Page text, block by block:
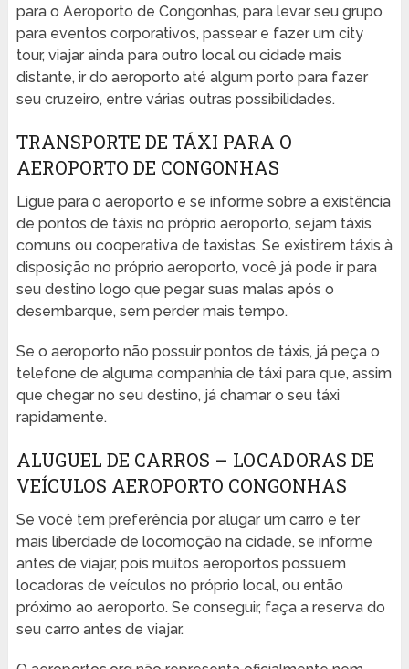
para o Aeroporto de Congonhas, para levar seu grupo
para eventos corporativos, passear e fazer um city
tour, viajar ainda para outro local ou cidade mais
distante, ir do aeroporto até algum porto para fazer
seu cruzeiro, entre várias outras possibilidades.
TRANSPORTE DE TÁXI PARA O
AEROPORTO DE CONGONHAS
Ligue para o aeroporto e se informe sobre a existência
de pontos de táxis no próprio aeroporto, sejam táxis
comuns ou cooperativa de taxistas. Se existirem táxis à
disposição no próprio aeroporto, você já pode ir para
seu destino logo que pegar suas malas após o
desembarque, sem perder mais tempo.
Se o aeroporto não possuir pontos de táxis, já peça o
telefone de alguma companhia de táxi para que, assim
que chegar no seu destino, já chamar o seu táxi
rapidamente.
ALUGUEL DE CARROS – LOCADORAS DE
VEÍCULOS AEROPORTO CONGONHAS
Se você tem preferência por alugar um carro e ter
mais liberdade de locomoção na cidade, se informe
antes de viajar, pois muitos aeroportos possuem
locadoras de veículos no próprio local, ou então
próximo ao aeroporto. Se conseguir, faça a reserva do
seu carro antes de viajar.